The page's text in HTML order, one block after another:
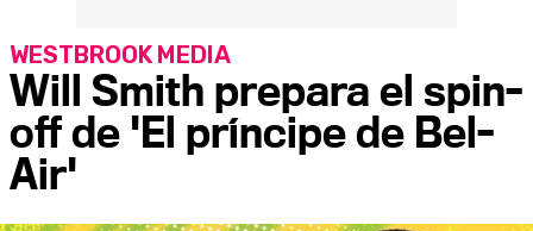
Will Smith prepara el spin-
off de 'El príncipe de Bel-
Air'
WESTBROOK MEDIA